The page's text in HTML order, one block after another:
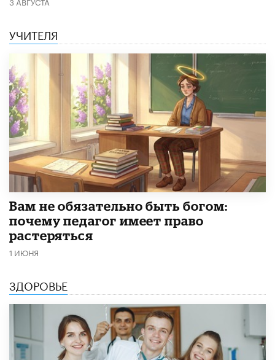
УЧИТЕЛЯ
​Вам не обязательно быть богом:
почему педагог имеет право
растеряться
1 ИЮНЯ
ЗДОРОВЬЕ